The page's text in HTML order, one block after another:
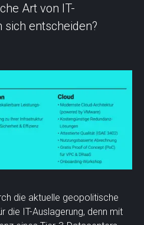
Art von IT-
entscheiden?
die aktuelle geopolitische
die IT-Auslagerung, denn mit